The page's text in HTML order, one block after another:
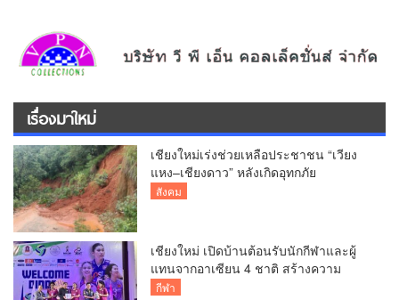
เรื่องมาใหม่
เชียงใหม่เร่งช่วยเหลือประชาชน “เวียง
แหง–เชียงดาว” หลังเกิดอุทกภัย
สังคม
เชียงใหม่ เปิดบ้านต้อนรับนักกีฬาและผู้
แทนจากอาเซียน 4 ชาติ สร้างความ
ประทับใจก่อนเปิดศึกวอลเลย์บอล BYD
กีฬา